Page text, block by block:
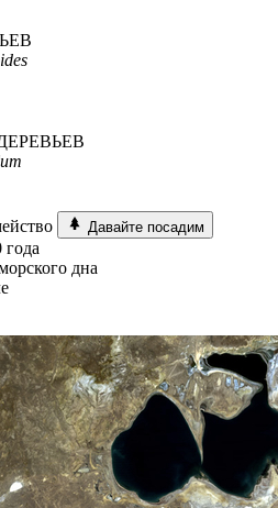
Давайте посадим
года
дна